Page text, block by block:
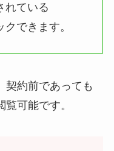
れている
できます。
契約前であっても
可能です。